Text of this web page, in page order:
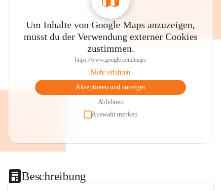
Um Inhalte von Google Maps anzuzeigen,
musst du der Verwendung externer Cookies
zustimmen.
https://www.google.com/maps
Mehr erfahren
Akzeptieren und anzeigen
Ablehnen
Auswahl merken
Beschreibung